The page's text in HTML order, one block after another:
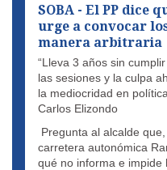
SOBA - El PP dice
urge a convocar
manera arbitraria
“Lleva 3 años sin
las sesiones y la culpa
la mediocridad en
Carlos Elizondo
Pregunta al alcalde
carretera autonómica
qué no informa e impide